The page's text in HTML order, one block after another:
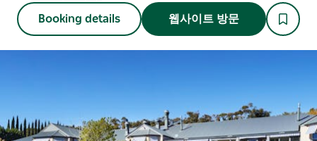
Booking details 웹사이트 방문